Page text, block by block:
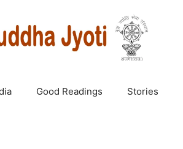
Good Readings Stories